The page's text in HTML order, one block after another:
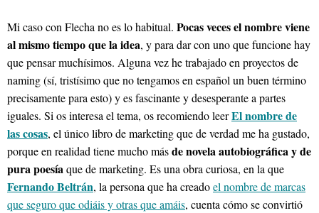
Mi caso con Flecha no es lo habitual. Pocas veces el nombre viene
al mismo tiempo que la idea, y para dar con uno que funcione hay
que pensar muchísimos. Alguna vez he trabajado en proyectos de
naming (sí, tristísimo que no tengamos en español un buen término
precisamente para esto) y es fascinante y desesperante a partes
iguales. Si os interesa el tema, os recomiendo leerEl nombre de
las cosas, el único libro de marketing que de verdad me ha gustado,
porque en realidad tiene mucho másde novela autobiográfica y de
pura poesíaque de marketing. Es una obra curiosa, en la que
Fernando Beltrán, la persona que ha creadoel nombre de marcas
que seguro que odiáis y otras que amáis, cuenta cómo se convirtió